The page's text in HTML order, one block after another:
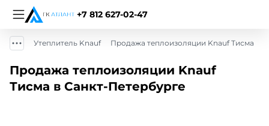
+7 812 627-02-47
Утеплитель Knauf Продажа теплоизоляции Knauf Тисма
Продажа теплоизоляции Knauf
Тисма в Санкт-Петербурге